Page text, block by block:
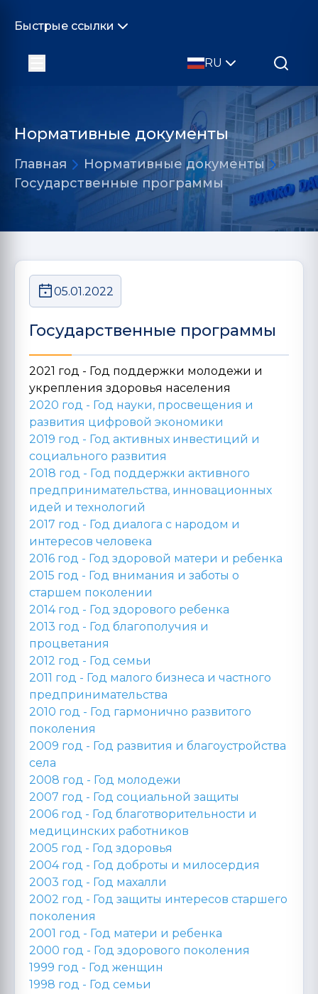
Быстрые ссылки
RU
Нормативные документы
Главная
Нормативные документы
Государственные программы
05.01.2022
Государственные программы
2021 год - Год поддержки молодежи и
укрепления здоровья населения
2020 год - Год науки, просвещения и
развития цифровой экономики
2019 год - Год активных инвестиций и
социального развития
2018 год - Год поддержки активного
предпринимательства, инновационных
идей и технологий
2017 год - Год диалога с народом и
интересов человека
2016 год - Год здоровой матери и ребенка
2015 год - Год внимания и заботы о
старшем поколении
2014 год - Год здорового ребенка
2013 год - Год благополучия и
процветания
2012 год - Год семьи
2011 год - Год малого бизнеса и частного
предпринимательства
2010 год - Год гармонично развитого
поколения
2009 год - Год развития и благоустройства
села
2008 год - Год молодежи
2007 год - Год социальной защиты
2006 год - Год благотворительности и
медицинских работников
2005 год - Год здоровья
2004 год - Год доброты и милосердия
2003 год - Год махалли
2002 год - Год защиты интересов старшего
поколения
2001 год - Год матери и ребенка
2000 год - Год здорового поколения
1999 год - Год женщин
1998 год - Год семьи